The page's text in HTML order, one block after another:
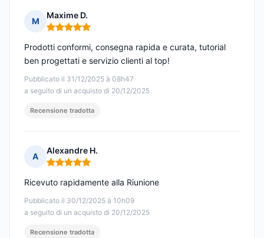
M
Maxime D.
Nota: 5 su 5
Pubblicato il 31/12/2025 à 08h47
a seguito di un acquisto di 20/12/2025
Prodotti conformi, consegna rapida e curata, tutorial
ben progettati e servizio clienti al top!
Recensione tradotta
A
Alexandre H.
Nota: 5 su 5
Pubblicato il 30/12/2025 à 10h09
a seguito di un acquisto di 20/12/2025
Ricevuto rapidamente alla Riunione
Recensione tradotta